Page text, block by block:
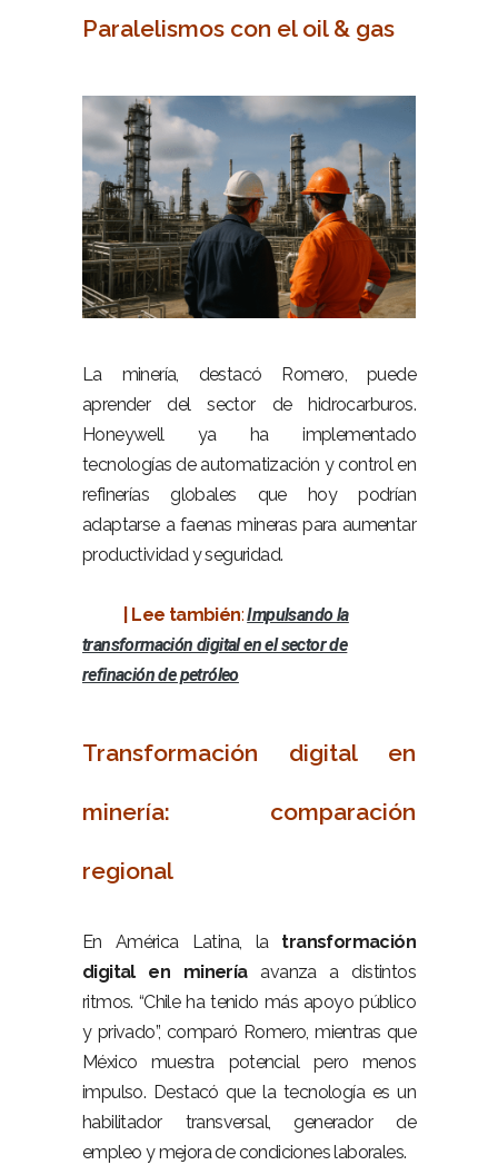
Paralelismos con el oil & gas
La minería, destacó Romero, puede
aprender del sector de hidrocarburos.
Honeywell ya ha implementado
tecnologías de automatización y control en
refinerías globales que hoy podrían
adaptarse a faenas mineras para aumentar
productividad y seguridad.
| Lee también:Impulsando la
transformación digital en el sector de
refinación de petróleo
Transformación digital en
minería: comparación
regional
En América Latina, la transformación
digital en mineríaavanza a distintos
ritmos. “Chile ha tenido más apoyo público
y privado”, comparó Romero, mientras que
México muestra potencial pero menos
impulso. Destacó que la tecnología es un
habilitador transversal, generador de
empleo y mejora de condiciones laborales.